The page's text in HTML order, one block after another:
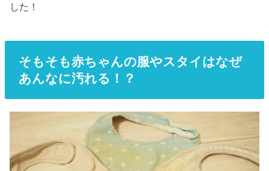
した！
そもそも赤ちゃんの服やスタイはなぜ
あんなに汚れる！？